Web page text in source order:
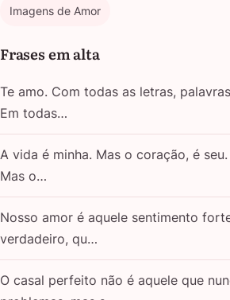
Imagens de Amor
Frases em alta
Te amo. Com todas as letras,
Em todas…
A vida é minha. Mas o coração, é
Mas o…
Nosso amor é aquele sentimento
verdadeiro, qu…
O casal perfeito não é aquele que